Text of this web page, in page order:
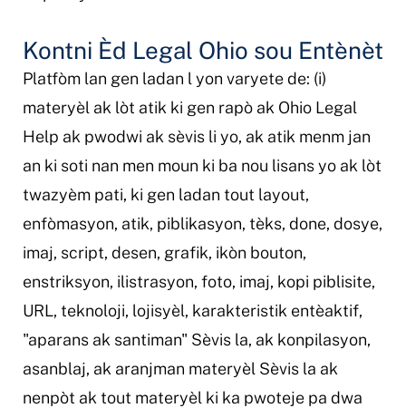
Kontni Èd Legal Ohio sou Entènèt
Platfòm lan gen ladan l yon varyete de: (i)
materyèl ak lòt atik ki gen rapò ak Ohio Legal
Help ak pwodwi ak sèvis li yo, ak atik menm jan
an ki soti nan men moun ki ba nou lisans yo ak lòt
twazyèm pati, ki gen ladan tout layout,
enfòmasyon, atik, piblikasyon, tèks, done, dosye,
imaj, script, desen, grafik, ikòn bouton,
enstriksyon, ilistrasyon, foto, imaj, kopi piblisite,
URL, teknoloji, lojisyèl, karakteristik entèaktif,
"aparans ak santiman" Sèvis la, ak konpilasyon,
asanblaj, ak aranjman materyèl Sèvis la ak
nenpòt ak tout materyèl ki ka pwoteje pa dwa